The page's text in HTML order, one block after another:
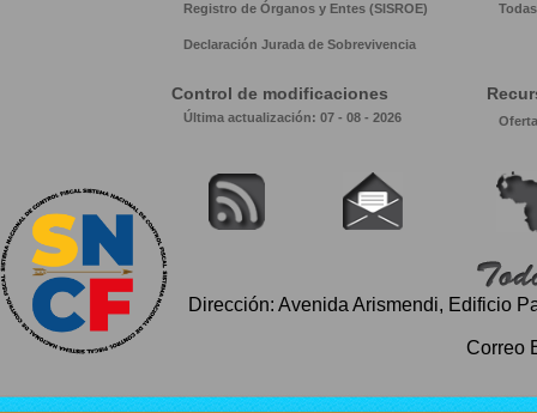
Registro de Órganos y Entes (SISROE)
Declaración Jurada de Sobrevivencia
Control de modificaciones
Última actualización: 07 - 08 - 2026
Dirección: Avenida Arismendi, Edificio
Correo